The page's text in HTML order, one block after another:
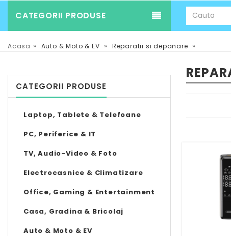
CATEGORII PRODUSE
Acasa » Auto & Moto & EV » Reparatii si depanare »
CATEGORII PRODUSE
Laptop, Tablete & Telefoane
PC, Periferice & IT
TV, Audio-Video & Foto
Electrocasnice & Climatizare
Office, Gaming & Entertainment
Casa, Gradina & Bricolaj
Auto & Moto & EV